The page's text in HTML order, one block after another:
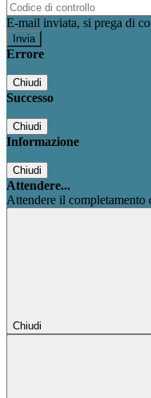
E-mail inviata, si prega di
Errore
Chiudi
Successo
Chiudi
Informazione
Chiudi
Attendere...
Attendere il completamento
Chiudi